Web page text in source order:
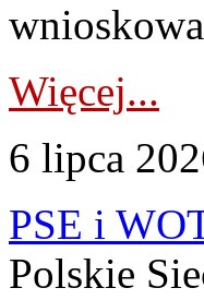
Więcej...
6 lipca
PSE i
Polskie